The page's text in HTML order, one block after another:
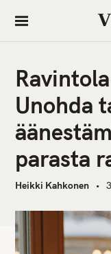
i
Unohda
parasta
Heikki Kahkonen